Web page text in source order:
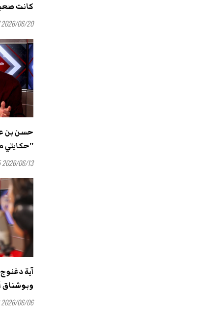
كانت
2026/06/20 15:17
حسن بن
''حكايتي
2026/06/13 14:55
آية
وبوشناق
2026/06/06 17:42